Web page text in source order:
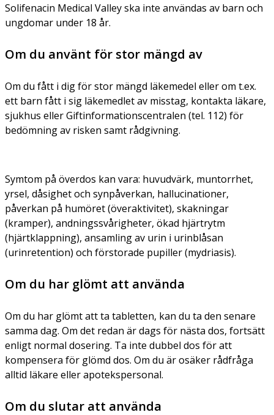
Solifenacin Medical Valley ska inte användas av barn och
ungdomar under 18 år.
Om du använt för stor mängd av
Om du fått i dig för stor mängd läkemedel eller om t.ex.
ett barn fått i sig läkemedlet av misstag, kontakta läkare,
sjukhus eller Giftinformationscentralen (tel. 112) för
bedömning av risken samt rådgivning.
Symtom på överdos kan vara: huvudvärk, muntorrhet,
yrsel, dåsighet och synpåverkan, hallucinationer,
påverkan på humöret (överaktivitet), skakningar
(kramper), andningssvårigheter, ökad hjärtrytm
(hjärtklappning), ansamling av urin i urinblåsan
(urinretention) och förstorade pupiller (mydriasis).
Om du har glömt att använda
Om du har glömt att ta tabletten, kan du ta den senare
samma dag. Om det redan är dags för nästa dos, fortsätt
enligt normal dosering. Ta inte dubbel dos för att
kompensera för glömd dos. Om du är osäker rådfråga
alltid läkare eller apotekspersonal.
Om du slutar att använda